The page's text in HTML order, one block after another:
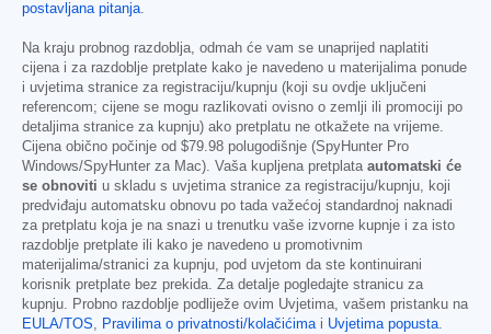
postavljana pitanja.
Na kraju probnog razdoblja, odmah će vam se unaprijed naplatiti
cijena i za razdoblje pretplate kako je navedeno u materijalima ponude
i uvjetima stranice za registraciju/kupnju (koji su ovdje uključeni
referencom; cijene se mogu razlikovati ovisno o zemlji ili promociji po
detaljima stranice za kupnju) ako pretplatu ne otkažete na vrijeme.
Cijena obično počinje od $79.98 polugodišnje (SpyHunter Pro
Windows/SpyHunter za Mac). Vaša kupljena pretplata automatski će
se obnoviti u skladu s uvjetima stranice za registraciju/kupnju, koji
predviđaju automatsku obnovu po tada važećoj standardnoj naknadi
za pretplatu koja je na snazi u trenutku vaše izvorne kupnje i za isto
razdoblje pretplate ili kako je navedeno u promotivnim
materijalima/stranici za kupnju, pod uvjetom da ste kontinuirani
korisnik pretplate bez prekida. Za detalje pogledajte stranicu za
kupnju. Probno razdoblje podliježe ovim Uvjetima, vašem pristanku na
EULA/TOS, Pravilima o privatnosti/kolačićimai Uvjetima popusta.